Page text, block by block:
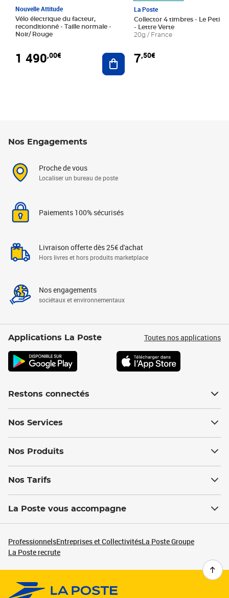
Nouvelle Attitude
Vélo électrique du facteur,
reconditionné - Taille normale -
Noir/ Rouge
1 490,00€ Ajouter au panier
La Poste
Collector 4 timbres - Le Petit
- Lettre Verte
20g / France
7,50€
Nos Engagements
Proche de vous
Localiser un bureau de poste
Paiements 100% sécurisés
Livraison offerte dès 25€ d'achat
Hors livres et hors produits marketplace
Nos engagements
sociétaux et environnementaux
Applications La Poste Toutes nos applications
Restons connectés
Nos Services
Nos Produits
Nos Tarifs
La Poste vous accompagne
ProfessionnelsEntreprises et CollectivitésLa Poste Groupe
La Poste recrute